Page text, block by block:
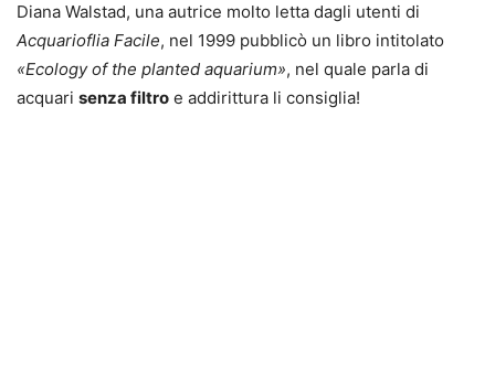
Diana Walstad, una autrice molto letta dagli utenti di
Acquarioflia Facile, nel 1999 pubblicò un libro intitolato
«Ecology of the planted aquarium», nel quale parla di
acquari senza filtro e addirittura li consiglia!